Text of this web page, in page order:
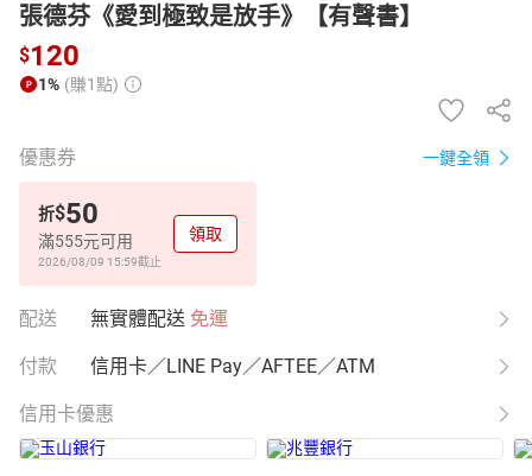
張德芬《愛到極致是放手》【有聲書】
$120
1% (賺1點)
優惠券 一鍵全領
折$50
滿555元可用
2026/08/09 15:59截止
領取
配送 無實體配送 免運
付款 信用卡／LINE Pay／AFTEE／ATM
信用卡優惠